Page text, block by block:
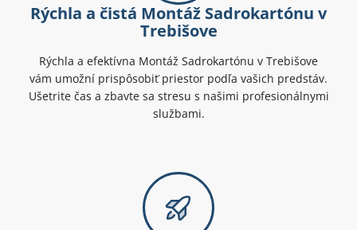
Rýchla a čistá Montáž Sadrokartónu v
Trebišove
Rýchla a efektívna Montáž Sadrokartónu v Trebišove
vám umožní prispôsobiť priestor podľa vašich predstáv.
Ušetrite čas a zbavte sa stresu s našimi profesionálnymi
službami.